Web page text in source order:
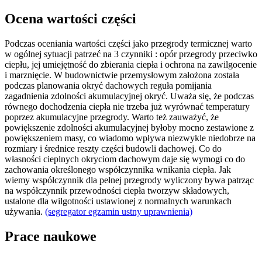
Ocena wartości części
Podczas oceniania wartości części jako przegrody termicznej warto
w ogólnej sytuacji patrzeć na 3 czynniki : opór przegrody przeciwko
ciepłu, jej umiejętność do zbierania ciepła i ochrona na zawilgocenie
i marznięcie. W budownictwie przemysłowym założona została
podczas planowania okryć dachowych reguła pomijania
zagadnienia zdolności akumulacyjnej okryć. Uważa się, że podczas
równego dochodzenia ciepła nie trzeba już wyrównać temperatury
poprzez akumulacyjne przegrody. Warto też zauważyć, że
powiększenie zdolności akumulacyjnej byłoby mocno zestawione z
powiększeniem masy, co wiadomo wpływa niezwykle niedobrze na
rozmiary i średnice reszty części budowli dachowej. Co do
własności cieplnych okryciom dachowym daje się wymogi co do
zachowania określonego współczynnika wnikania ciepła. Jak
wiemy współczynnik dla pełnej przegrody wyliczony bywa patrząc
na współczynnik przewodności ciepła tworzyw składowych,
ustalone dla wilgotności ustawionej z normalnych warunkach
używania. (segregator egzamin ustny uprawnienia)
Prace naukowe